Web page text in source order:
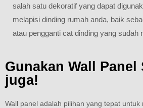
salah satu dekoratif yang dapat
melapisi dinding rumah anda, baik
atau pengganti cat dinding yang sudah
Gunakan Wall Panel
juga!
Wall panel adalah pilihan yang tepat